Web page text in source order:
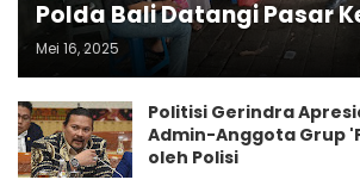
Polda Bali Datangi Pasar
Mei 16, 2025
Politisi Gerindra
Admin-Anggota Grup
oleh Polisi